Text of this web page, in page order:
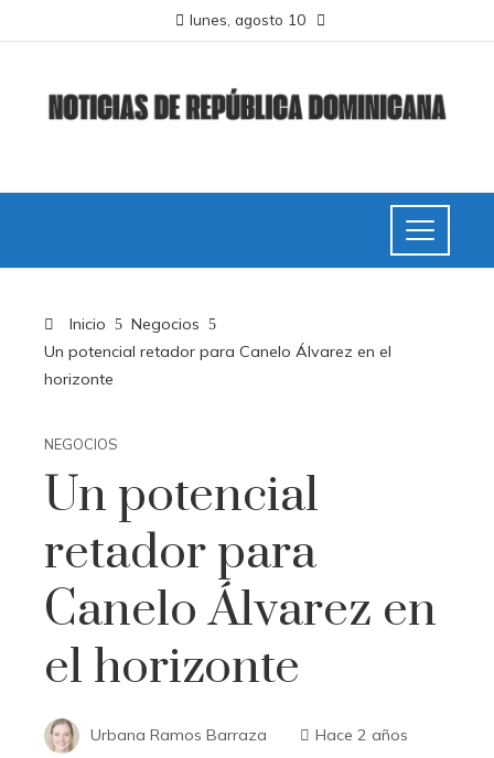
lunes, agosto 10
Inicio
Negocios
Un potencial retador para Canelo Álvarez en el
horizonte
NEGOCIOS
Un potencial
retador para
Canelo Álvarez en
el horizonte
Urbana Ramos Barraza Hace 2 años